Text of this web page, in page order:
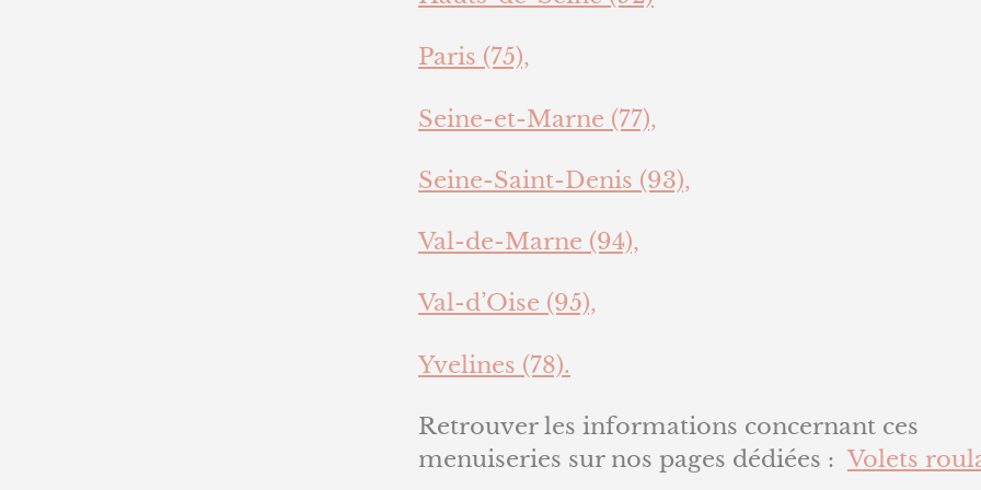
Paris (75),
Seine-et-Marne (77),
Seine-Saint-Denis (93),
Val-de-Marne (94),
Val-d’Oise (95),
Yvelines (78).
Retrouver les informations concernant ces
menuiseries sur nos pages dédiées :Volets